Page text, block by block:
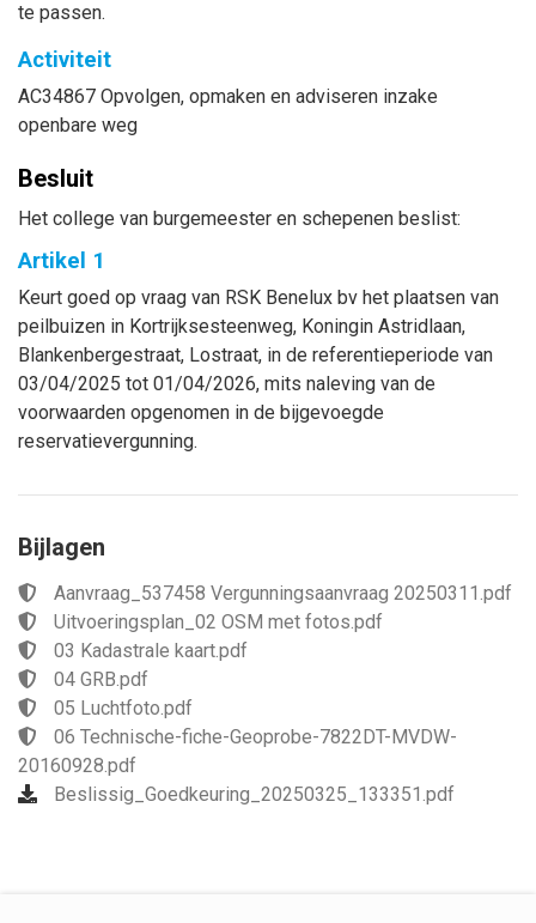
te passen.
Activiteit
AC34867 Opvolgen, opmaken en adviseren inzake
openbare weg
Besluit
Het college van burgemeester en schepenen beslist:
Artikel 1
Keurt goed op vraag van RSK Benelux bv het plaatsen van
peilbuizen in Kortrijksesteenweg, Koningin Astridlaan,
Blankenbergestraat, Lostraat, in de referentieperiode van
03/04/2025 tot 01/04/2026, mits naleving van de
voorwaarden opgenomen in de bijgevoegde
reservatievergunning.
Bijlagen
Aanvraag_537458 Vergunningsaanvraag 20250311.pdf
Uitvoeringsplan_02 OSM met fotos.pdf
03 Kadastrale kaart.pdf
04 GRB.pdf
05 Luchtfoto.pdf
06 Technische-fiche-Geoprobe-7822DT-MVDW-
20160928.pdf
Beslissig_Goedkeuring_20250325_133351.pdf